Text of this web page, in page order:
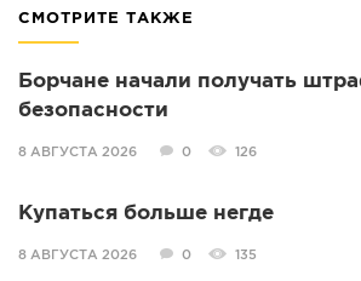
СМОТРИТЕ ТАКЖЕ
Борчане начали получать
безопасности
8 АВГУСТА 2026 0 126
Купаться больше негде
8 АВГУСТА 2026 0 135